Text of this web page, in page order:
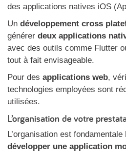
des applications natives iOS
Un développement cross
générer deux applications
avec des outils comme Flutter
tout à fait envisageable.
Pour des applications web,
technologies employées sont
utilisées.
L’organisation de votre
L’organisation est fondamentale
développer une application